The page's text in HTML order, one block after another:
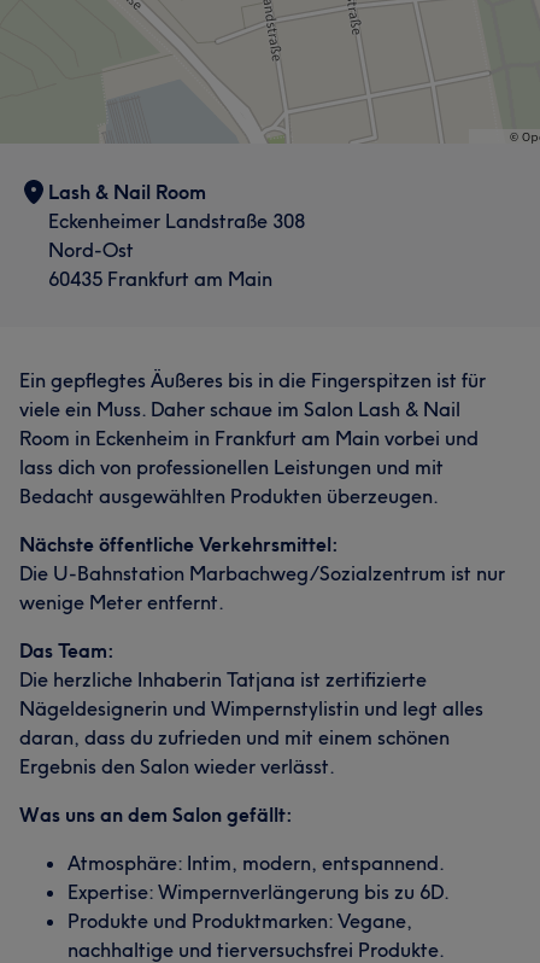
Lash & Nail Room
Eckenheimer Landstraße 308
Nord-Ost
60435 Frankfurt am Main
Ein gepflegtes Äußeres bis in die Fingerspitzen ist für
viele ein Muss. Daher schaue im Salon Lash & Nail
Room in Eckenheim in Frankfurt am Main vorbei und
lass dich von professionellen Leistungen und mit
Bedacht ausgewählten Produkten überzeugen.
Nächste öffentliche Verkehrsmittel:
Die U-Bahnstation Marbachweg/Sozialzentrum ist nur
wenige Meter entfernt.
Das Team:
Die herzliche Inhaberin Tatjana ist zertifizierte
Nägeldesignerin und Wimpernstylistin und legt alles
daran, dass du zufrieden und mit einem schönen
Ergebnis den Salon wieder verlässt.
Was uns an dem Salon gefällt:
Atmosphäre: Intim, modern, entspannend.
Expertise: Wimpernverlängerung bis zu 6D.
Produkte und Produktmarken: Vegane,
nachhaltige und tierversuchsfrei Produkte.